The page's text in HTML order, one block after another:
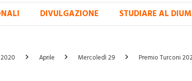
DIVULGAZIONE STUDIARE AL DIUM
2020 Aprile Mercoledì 29 Premio Turconi